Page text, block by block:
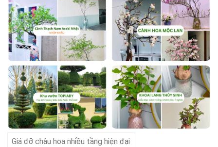
Giá đỡ chậu hoa nhiều tầng hiện đại